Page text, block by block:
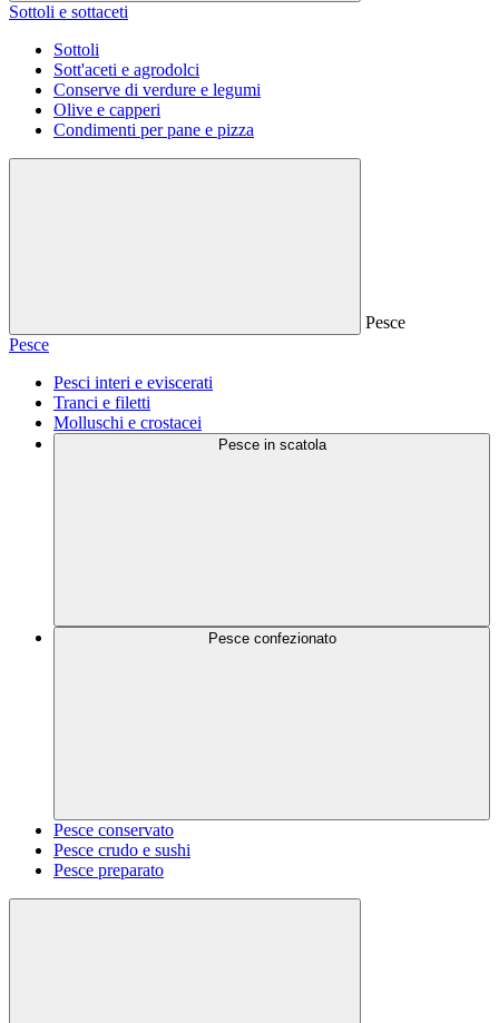
Sottoli e sottaceti
Sottoli
Sott'aceti e agrodolci
Conserve di verdure e legumi
Olive e capperi
Condimenti per pane e pizza
Pesce
Pesce
Pesci interi e eviscerati
Tranci e filetti
Molluschi e crostacei
Pesce in scatola
Pesce confezionato
Pesce conservato
Pesce crudo e sushi
Pesce preparato